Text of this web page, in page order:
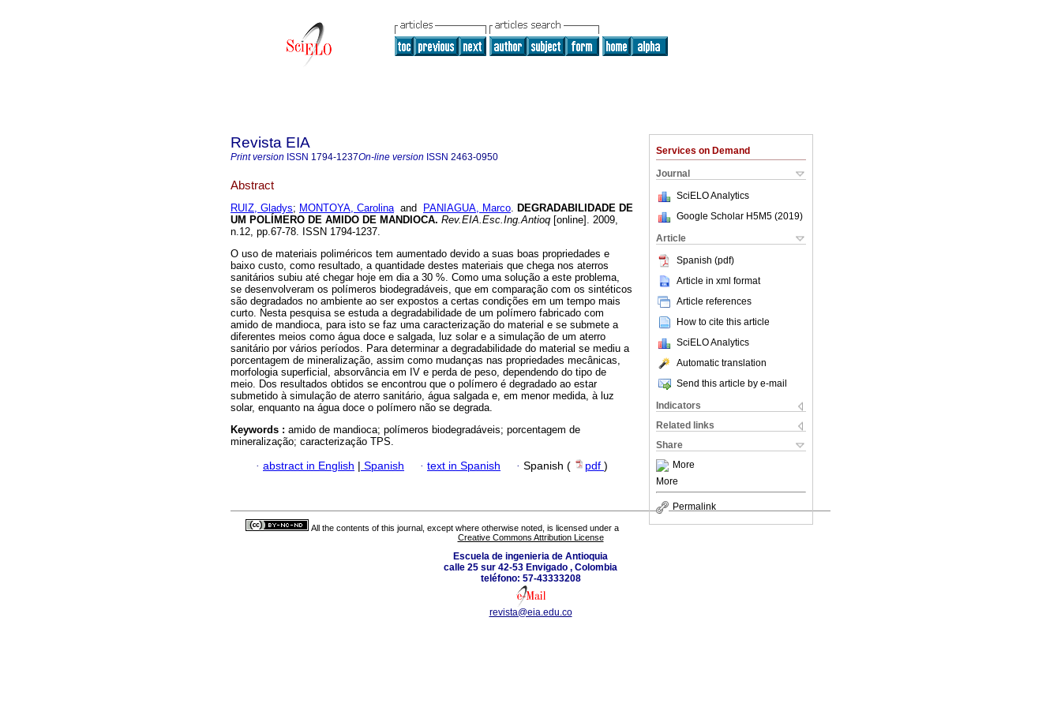
Services on Demand
Journal
SciELO Analytics
Google Scholar H5M5 (2019)
Article
Spanish (pdf)
Article in xml format
Article references
How to cite this article
SciELO Analytics
Automatic translation
Send this article by e-mail
Indicators
Related links
Share
More
More
Permalink
Revista EIA
Print version ISSN 1794-1237On-line version ISSN 2463-0950
Abstract
RUIZ, Gladys; MONTOYA, Carolinaand PANIAGUA, Marco. DEGRADABILIDADE DE
UM POLÍMERO DE AMIDO DE MANDIOCA. Rev.EIA.Esc.Ing.Antioq [online]. 2009,
n.12, pp.67-78. ISSN 1794-1237.
O uso de materiais poliméricos tem aumentado devido a suas boas propriedades e
baixo custo, como resultado, a quantidade destes materiais que chega nos aterros
sanitários subiu até chegar hoje em dia a 30 %. Como uma solução a este problema,
se desenvolveram os polímeros biodegradáveis, que em comparação com os sintéticos
são degradados no ambiente ao ser expostos a certas condições em um tempo mais
curto. Nesta pesquisa se estuda a degradabilidade de um polímero fabricado com
amido de mandioca, para isto se faz uma caracterização do material e se submete a
diferentes meios como água doce e salgada, luz solar e a simulação de um aterro
sanitário por vários períodos. Para determinar a degradabilidade do material se mediu a
porcentagem de mineralização, assim como mudanças nas propriedades mecânicas,
morfologia superficial, absorvância em IV e perda de peso, dependendo do tipo de
meio. Dos resultados obtidos se encontrou que o polímero é degradado ao estar
submetido à simulação de aterro sanitário, água salgada e, em menor medida, à luz
solar, enquanto na água doce o polímero não se degrada.
Keywords : amido de mandioca; polímeros biodegradáveis; porcentagem de
mineralização; caracterização TPS.
· abstract in English | Spanish · text in Spanish · Spanish ( pdf )
All the contents of this journal, except where otherwise noted, is licensed under a
Creative Commons Attribution License
Escuela de ingenieria de Antioquia
calle 25 sur 42-53 Envigado , Colombia
teléfono: 57-43333208
revista@eia.edu.co